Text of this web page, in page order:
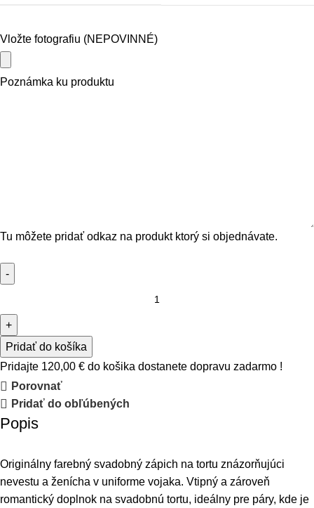
Vložte fotografiu (NEPOVINNÉ)
Poznámka ku produktu
Tu môžete pridať odkaz na produkt ktorý si objednávate.
Pridať do košíka
Pridajte 120,00 € do košika dostanete dopravu zadarmo !
Porovnať
Pridať do obľúbených
Popis
Originálny farebný svadobný zápich na tortu znázorňujúci
nevestu a ženícha v uniforme vojaka. Vtipný a zároveň
romantický doplnok na svadobnú tortu, ideálny pre páry, kde je